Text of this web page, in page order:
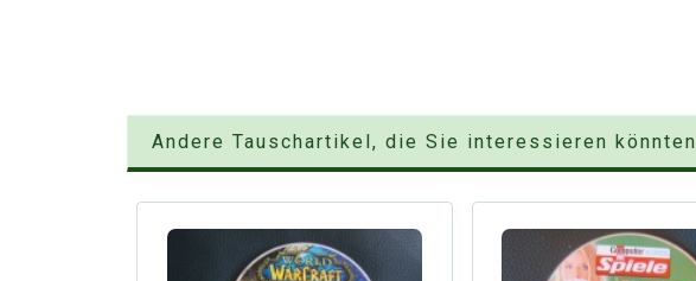
Andere Tauschartikel, die Sie interessieren könnten